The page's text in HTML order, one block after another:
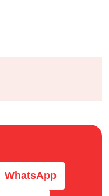
WhatsApp